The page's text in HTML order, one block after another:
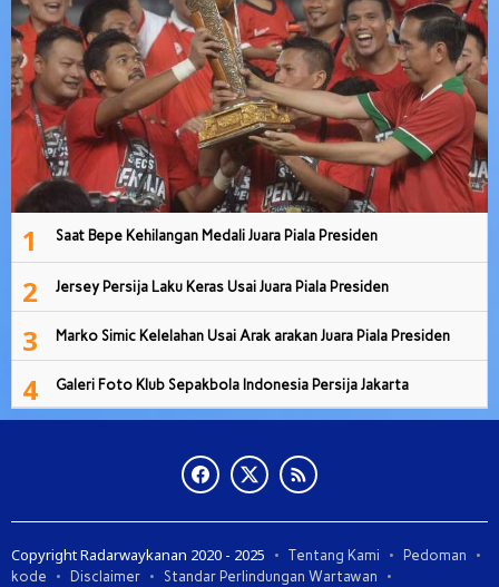
1 Saat Bepe Kehilangan Medali Juara Piala Presiden
2 Jersey Persija Laku Keras Usai Juara Piala Presiden
3 Marko Simic Kelelahan Usai Arak arakan Juara Piala Presiden
4 Galeri Foto Klub Sepakbola Indonesia Persija Jakarta
Copyright Radarwaykanan 2020 - 2025 Tentang Kami
Pedoman
kode
Disclaimer Standar Perlindungan Wartawan